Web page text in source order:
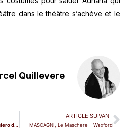
dans le théâtre s’achève et le
Quillevere
d’Alcina – Toulouse
ARTICLE SUIVANT
MASCAGNI, Le Maschere – Wexford